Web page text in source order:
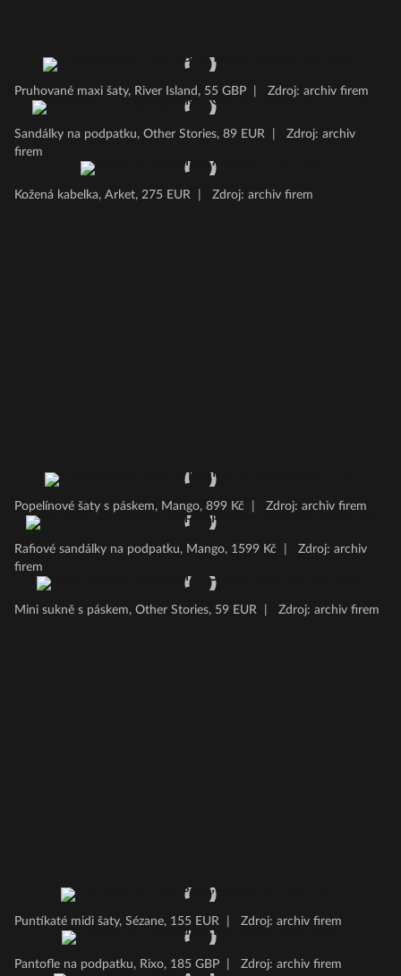
Pruhované maxi šaty, River Island, 55 GBP Zdroj: archiv firem
Sandálky na podpatku, Other Stories, 89 EUR
Zdroj: archiv
firem
Kožená kabelka, Arket, 275 EUR Zdroj: archiv firem
Popelínové šaty s páskem, Mango, 899 Kč Zdroj: archiv firem
Rafiové sandálky na podpatku, Mango, 1599 Kč
Zdroj: archiv
firem
Mini sukně s páskem, Other Stories, 59 EUR Zdroj: archiv firem
Puntíkaté midi šaty, Sézane, 155 EUR Zdroj: archiv firem
Pantofle na podpatku, Rixo, 185 GBP Zdroj: archiv firem